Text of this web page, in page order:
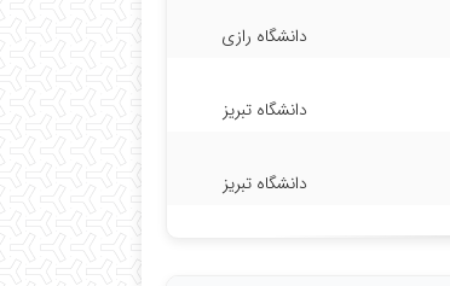
دانشگاه رازی
دانشگاه تبریز
دانشگاه تبریز